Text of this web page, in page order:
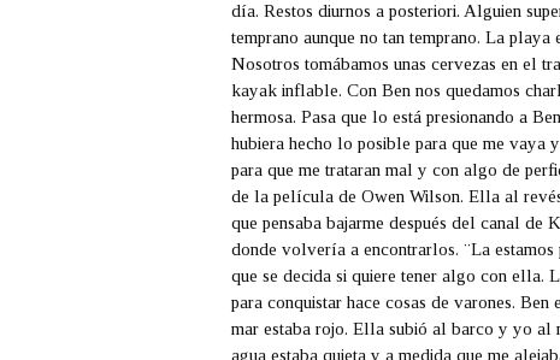
día. Restos diurnos a posteriori. Alguien
temprano aunque no tan temprano. La
Nosotros tomábamos unas cervezas en el
kayak inflable. Con Ben nos quedamos
hermosa. Pasa que lo está presionando a
hubiera hecho lo posible para que me vaya
para que me trataran mal y con algo de
de la película de Owen Wilson. Ella al
que pensaba bajarme después del canal de
donde volvería a encontrarlos. ¨La
que se decida si quiere tener algo con ella.
para conquistar hace cosas de varones.
mar estaba rojo. Ella subió al barco y yo al
agua estaba quieta y a medida que me